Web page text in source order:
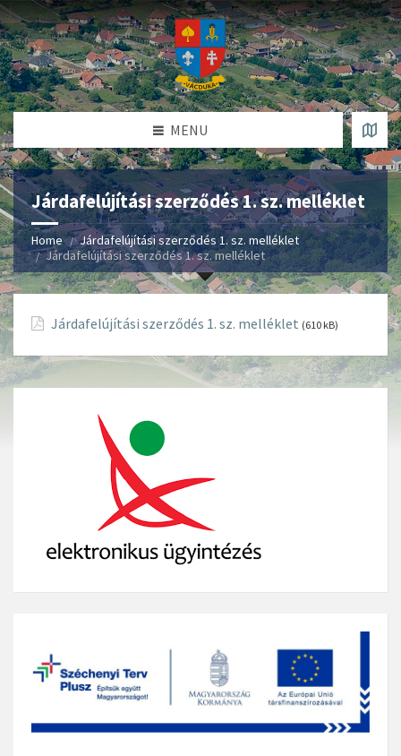
MENU
Járdafelújítási szerződés 1. sz. melléklet
Home
Járdafelújítási szerződés 1. sz. melléklet
Járdafelújítási szerződés 1. sz. melléklet
Járdafelújítási szerződés 1. sz. melléklet (610 kB)